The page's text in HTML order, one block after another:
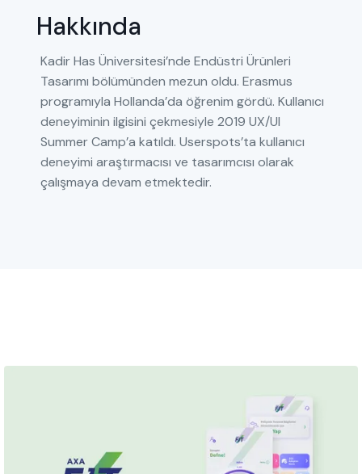
Hakkında
Kadir Has Üniversitesi’nde Endüstri Ürünleri
Tasarımı bölümünden mezun oldu. Erasmus
programıyla Hollanda’da öğrenim gördü. Kullanıcı
deneyiminin ilgisini çekmesiyle 2019 UX/UI
Summer Camp’a katıldı. Userspots’ta kullanıcı
deneyimi araştırmacısı ve tasarımcısı olarak
çalışmaya devam etmektedir.